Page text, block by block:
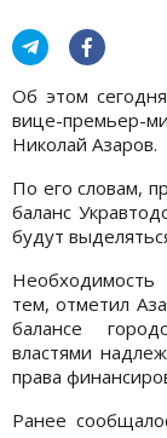
Об этом
вице-премьер-
Николай Азаров.
По его словам,
баланс
будут
Необходимость
тем, отметил
балансе
властями
права
Ранее